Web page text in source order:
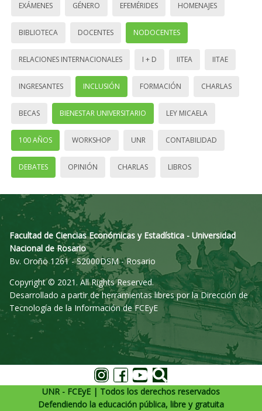
EXÁMENES GÉNERO EFEMÉRIDES HOMENAJES
BIBLIOTECA DOCENTES NODOCENTES
RELACIONES INTERNACIONALES I + D IITEA IITAE
INGRESANTES INCLUSIÓN FORMACIÓN CHARLAS
BECAS BIENESTAR UNIVERSITARIO LEY MICAELA
100 AÑOS WORKSHOP UNR CONTABILIDAD
DEBATES OPINIÓN CHARLAS LIBROS
Facultad de Ciencias Económicas y Estadística - Universidad
Nacional de Rosario
Bv. Oroño 1261 - S2000DSM - Rosario
Copyright © 2021. All Rights Reserved.
Desarrollado a partir de herramientas libres por la Dirección de
Tecnología de la Información de FCEyE
UNR - FCEyE | Todos los derechos reservados
Defendiendo la educación pública, libre y gratuita